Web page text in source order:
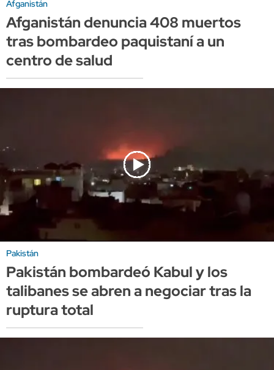
Afganistán
Afganistán denuncia 408 muertos
tras bombardeo paquistaní a un
centro de salud
Pakistán
Pakistán bombardeó Kabul y los
talibanes se abren a negociar tras la
ruptura total